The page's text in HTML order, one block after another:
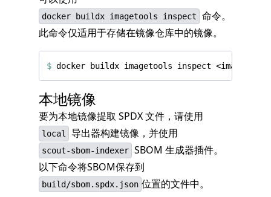
docker buildx imagetools inspect
命令。
此命令仅适用于存储在镜像仓库中的镜像。
$ docker buildx imagetools inspect <image> --
本地镜像
要为本地镜像提取 SPDX 文件，请使用
local 导出器构建镜像，并使用
scout-sbom-indexer SBOM 生成器插件。
以下命令将SBOM保存到
build/sbom.spdx.json 位置的文件中。